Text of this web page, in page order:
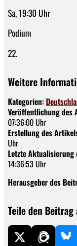
Sa, 19:30 Uhr
Podium
22.
Weitere
Kategorien:
Veröffentlichung des
07:36:00 Uhr
Erstellung des
Uhr
Letzte
14:36:53 Uhr
Herausgeber des
Teile den Beitrag